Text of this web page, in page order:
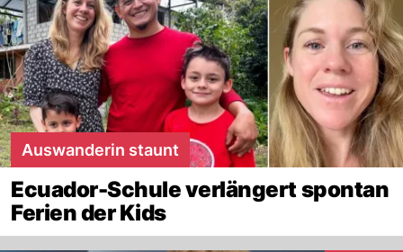
Auswanderin staunt
Ecuador-Schule verlängert spontan
Ferien der Kids